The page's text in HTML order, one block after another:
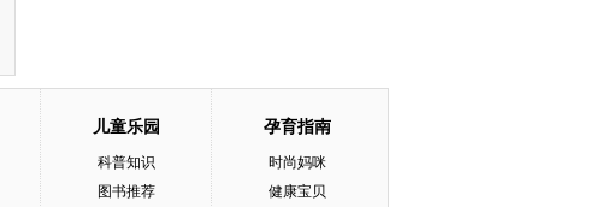
儿童乐园
科普知识
图书推荐
孕育指南
时尚妈咪
健康宝贝